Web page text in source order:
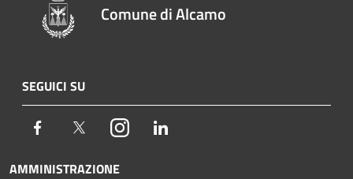
Comune di Alcamo
SEGUICI SU
Facebook TwitterInstagram
AMMINISTRAZIONE